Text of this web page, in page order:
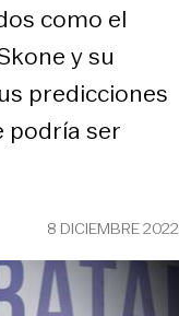
como el
y su
predicciones
podría ser
8 DICIEMBRE 2022